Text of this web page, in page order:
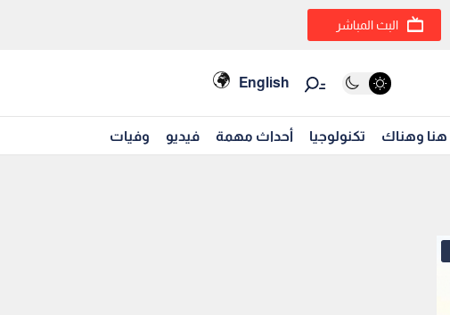
البث المباشر
English
هنا وهناك تكنولوجيا أحداث مهمة فيديو وفيات